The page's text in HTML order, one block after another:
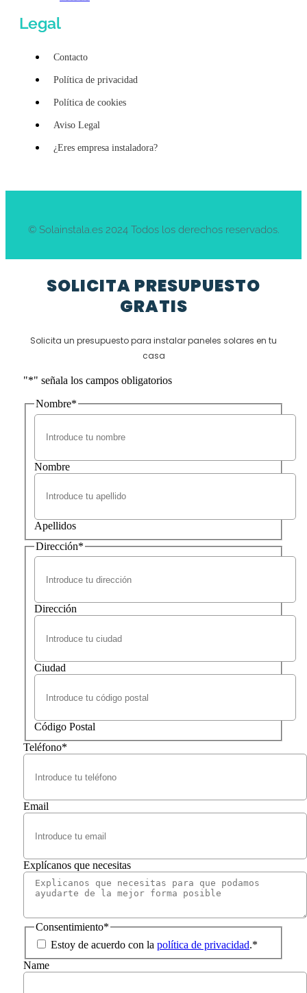
Legal
Contacto
Política de privacidad
Política de cookies
Aviso Legal
¿Eres empresa instaladora?
© Solainstala.es 2024 Todos los derechos reservados.
SOLICITA PRESUPUESTO
GRATIS
Solicita un presupuesto para instalar paneles solares en tu
casa
"*" señala los campos obligatorios
Nombre*
Nombre
Apellidos
Dirección*
Dirección
Ciudad
Código Postal
Teléfono*
Email
Explícanos que necesitas
Consentimiento*
Estoy de acuerdo con la política de privacidad.*
Name